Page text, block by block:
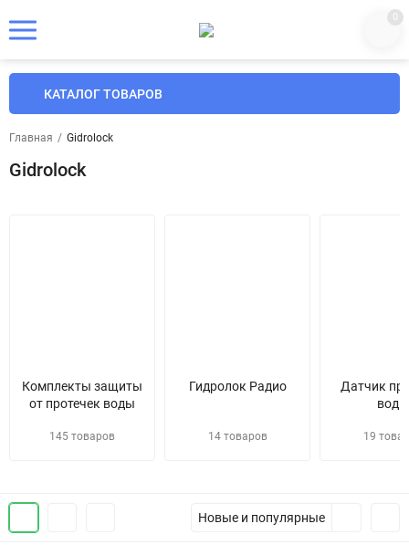
0
КАТАЛОГ ТОВАРОВ
Главная / Gidrolock
Gidrolock
Комплекты защиты
от протечек воды
145 товаров
Гидролок Радио
14 товаров
Датчик
воды
19
Новые и популярные